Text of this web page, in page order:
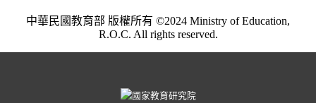
中華民國教育部 版權所有 ©2024 Ministry of Education,
R.O.C. All rights reserved.